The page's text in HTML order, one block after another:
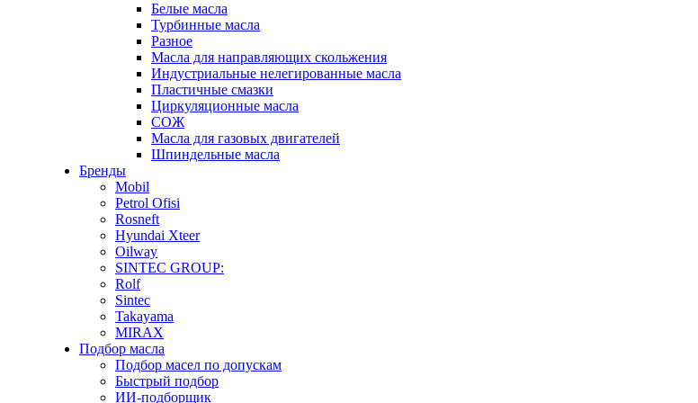
Белые масла
Турбинные масла
Разное
Масла для направляющих скольжения
Индустриальные нелегированные масла
Пластичные смазки
Циркуляционные масла
СОЖ
Масла для газовых двигателей
Шпиндельные масла
Бренды
Mobil
Petrol Ofisi
Rosneft
Hyundai Xteer
Oilway
SINTEC GROUP:
Rolf
Sintec
Takayama
MIRAX
Подбор масла
Подбор масел по допускам
Быстрый подбор
ИИ-подборщик